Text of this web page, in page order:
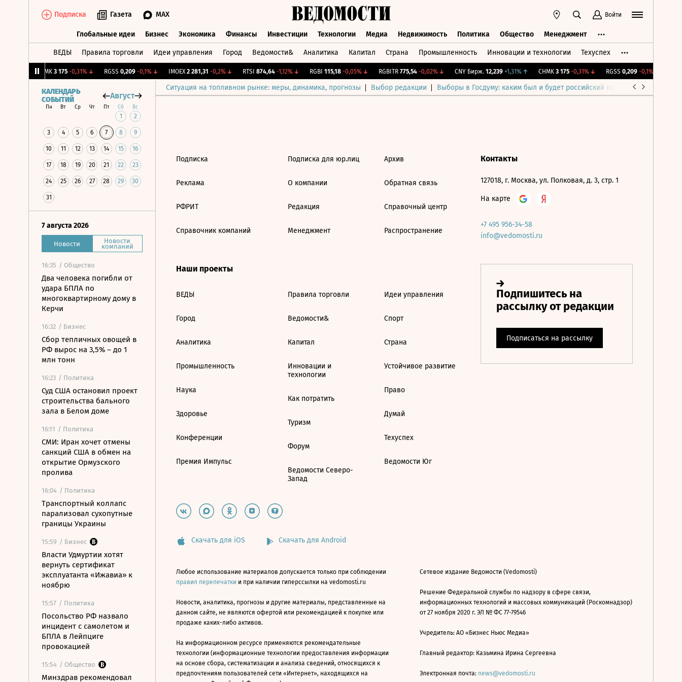
Подписка Газета MAX Войти
Глобальные идеи Бизнес Экономика Финансы Инвестиции Технологии Медиа Недвижимость Политика Общество Менеджмент
ВЕДЫ Правила торговли Идеи управления Город Ведомости& Аналитика Капитал Страна Промышленность Инновации и технологии Техуспех
CHMK 3 175 -0,31%↓ RGSS 0,209 -0,1%↓ IMOEX 2 281,31 -0,2%↓ RTSI 874,64 -1,12%↓ RGBI 115,18 -0,05%↓ RGBITR 775,54 -0,02%↓ CNY Бирж. 12,239 +1,31%↑ CHMK 3 175 -0,31%↓ RGSS 0,209 -0,1%↓
Ситуация на топливном рынке: меры, динамика, прогнозы Выбор редакции Выборы в Госдуму: каким был и будет российский парламент
КАЛЕНДАРЬ
СОБЫТИЙ
Август
Пн Вт Ср Чт Пт Сб Вс
1 2
3 4 5 6 7 8 9
10 11 12 13 14 15 16
17 18 19 20 21 22 23
24 25 26 27 28 29 30
31
7 августа 2026
Новости Новости
компаний
16:35 / Общество
Два человека погибли от
удара БПЛА по
многоквартирному дому в
Керчи
16:32 / Бизнес
Сбор тепличных овощей в
РФ вырос на 3,5% – до 1
млн тонн
16:23 / Политика
Суд США остановил проект
строительства бального
зала в Белом доме
16:11 / Политика
СМИ: Иран хочет отмены
санкций США в обмен на
открытие Ормузского
пролива
16:04 / Политика
Транспортный коллапс
парализовал сухопутные
границы Украины
15:59 / Бизнес
Власти Удмуртии хотят
вернуть сертификат
эксплуатанта «Ижавиа» к
ноябрю
15:57 / Политика
Посольство РФ назвало
инцидент с самолетом и
БПЛА в Лейпциге
провокацией
15:54 / Общество
Минздрав рекомендовал
Подписка
Реклама
РФРИТ
Справочник компаний
Подписка для юр.лиц
О компании
Редакция
Менеджмент
Архив
Обратная связь
Справочный центр
Распространение
Наши проекты
ВЕДЫ
Город
Аналитика
Промышленность
Наука
Здоровье
Конференции
Премия Импульс
Правила торговли
Ведомости&
Капитал
Инновации и
технологии
Как потратить
Туризм
Форум
Ведомости Северо-
Запад
Идеи управления
Спорт
Страна
Устойчивое развитие
Право
Думай
Техуспех
Ведомости Юг
Контакты
127018, г. Москва, ул. Полковая, д. 3, стр. 1
На карте
+7 495 956-34-58
info@vedomosti.ru
Скачать для iOS Скачать для Android
Любое использование материалов допускается только при соблюдении
правил перепечатки и при наличии гиперссылки на vedomosti.ru
Новости, аналитика, прогнозы и другие материалы, представленные на
данном сайте, не являются офертой или рекомендацией к покупке или
продаже каких-либо активов.
На информационном ресурсе применяются рекомендательные
технологии (информационные технологии предоставления информации
на основе сбора, систематизации и анализа сведений, относящихся к
предпочтениям пользователей сети «Интернет», находящихся на
Сетевое издание Ведомости (Vedomosti)
Решение Федеральной службы по надзору в сфере связи,
информационных технологий и массовых коммуникаций (Роскомнадзор)
от 27 ноября 2020 г. ЭЛ № ФС 77-79546
Учредитель: АО «Бизнес Ньюс Медиа»
Главный редактор: Казьмина Ирина Сергеевна
Электронная почта: news@vedomosti.ru